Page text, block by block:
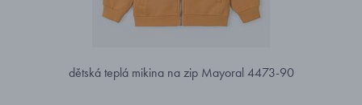
dětská teplá mikina na zip Mayoral 4473-90